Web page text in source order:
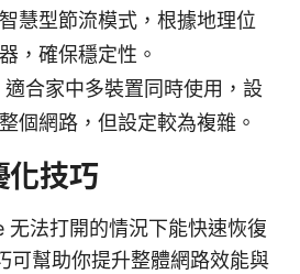
慧型節流模式，根據地理位
，確保穩定性。
合家中多裝置同時使用，設
個網路，但設定較為複雜。
化技巧
无法打開的情況下能快速恢復
可幫助你提升整體網路效能與